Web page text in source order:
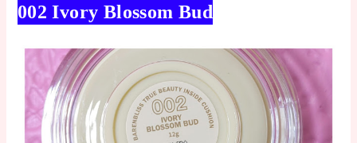
002 Ivory Blossom Bud